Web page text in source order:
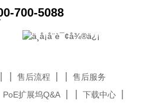
700-5088
售后流程
售后服务
PoE扩展坞Q&A 下载中心